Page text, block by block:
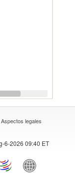
Aspectos legales
6-2026 09:40 ET